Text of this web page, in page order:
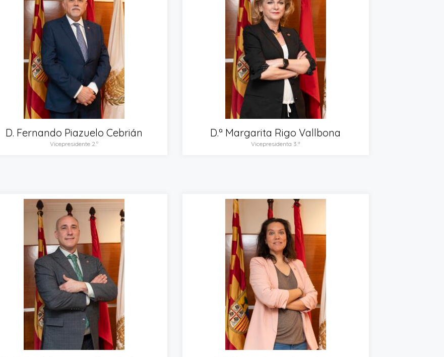
D. Fernando Piazuelo Cebrián
Vicepresidente 2.º
D.ª Margarita Rigo Vallbona
Vicepresidenta 3.ª